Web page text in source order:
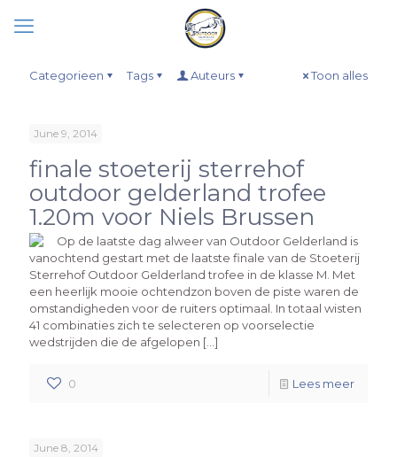
Categorieen Tags Auteurs Toon alles
June 9, 2014
finale stoeterij sterrehof
outdoor gelderland trofee
1.20m voor Niels Brussen
Op de laatste dag alweer van Outdoor Gelderland is
vanochtend gestart met de laatste finale van de Stoeterij
Sterrehof Outdoor Gelderland trofee in de klasse M. Met
een heerlijk mooie ochtendzon boven de piste waren de
omstandigheden voor de ruiters optimaal. In totaal wisten
41 combinaties zich te selecteren op voorselectie
wedstrijden die de afgelopen […]
0 Lees meer
June 8, 2014